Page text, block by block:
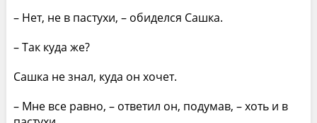
– Нет, не в пастухи, – обиделся Сашка.
– Так куда же?
Сашка не знал, куда он хочет.
– Мне все равно, – ответил он, подумав, – хоть и в